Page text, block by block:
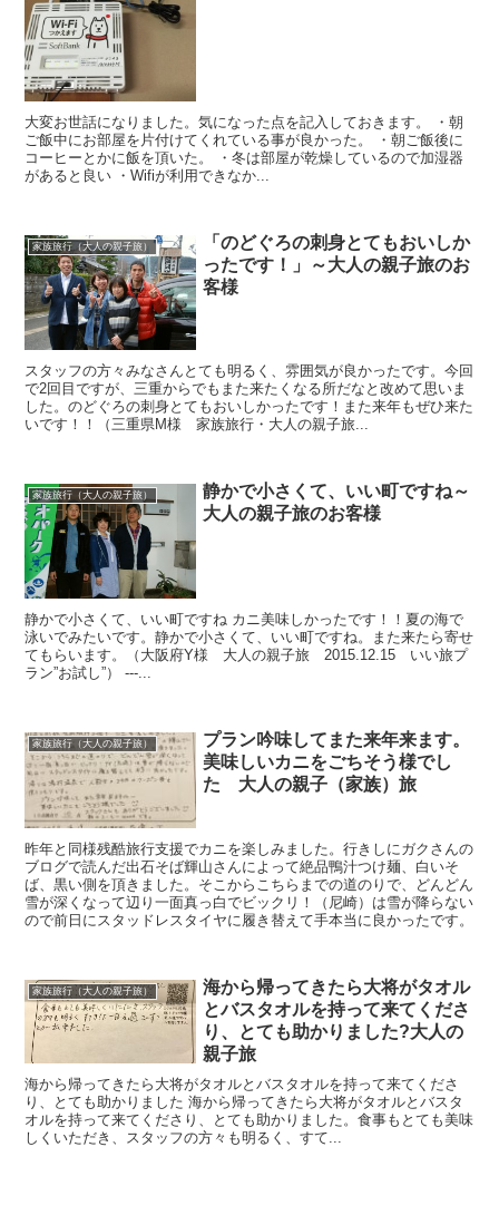
大変お世話になりました。気になった点を記入しておきます。 ・朝
ご飯中にお部屋を片付けてくれている事が良かった。 ・朝ご飯後に
コーヒーとかに飯を頂いた。 ・冬は部屋が乾燥しているので加湿器
があると良い ・Wifiが利用できなか...
家族旅行（大人の親子旅）
「のどぐろの刺身とてもおいしか
ったです！」～大人の親子旅のお
客様
スタッフの方々みなさんとても明るく、雰囲気が良かったです。今回
で2回目ですが、三重からでもまた来たくなる所だなと改めて思いま
した。のどぐろの刺身とてもおいしかったです！また来年もぜひ来た
いです！！（三重県M様 家族旅行・大人の親子旅...
家族旅行（大人の親子旅）
静かで小さくて、いい町ですね～
大人の親子旅のお客様
静かで小さくて、いい町ですね カニ美味しかったです！！夏の海で
泳いでみたいです。静かで小さくて、いい町ですね。また来たら寄せ
てもらいます。（大阪府Y様 大人の親子旅 2015.12.15 いい旅プ
ラン”お試し”） ---...
家族旅行（大人の親子旅）
プラン吟味してまた来年来ます。
美味しいカニをごちそう様でし
た 大人の親子（家族）旅
昨年と同様残酷旅行支援でカニを楽しみました。行きしにガクさんの
ブログで読んだ出石そば輝山さんによって絶品鴨汁つけ麺、白いそ
ば、黒い側を頂きました。そこからこちらまでの道のりで、どんどん
雪が深くなって辺り一面真っ白でビックリ！（尼崎）は雪が降らない
ので前日にスタッドレスタイヤに履き替えて手本当に良かったです。
家族旅行（大人の親子旅）
海から帰ってきたら大将がタオル
とバスタオルを持って来てくださ
り、とても助かりました?大人の
親子旅
海から帰ってきたら大将がタオルとバスタオルを持って来てくださ
り、とても助かりました 海から帰ってきたら大将がタオルとバスタ
オルを持って来てくださり、とても助かりました。食事もとても美味
しくいただき、スタッフの方々も明るく、すて...